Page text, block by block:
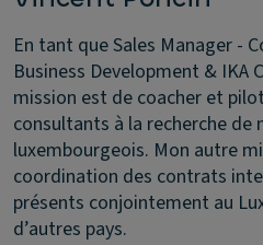
En tant que Sales Manager -
Business Development & IKA
mission est de coacher et
consultants à la recherche de
luxembourgeois. Mon autre
coordination des contrats
présents conjointement au
d’autres pays.